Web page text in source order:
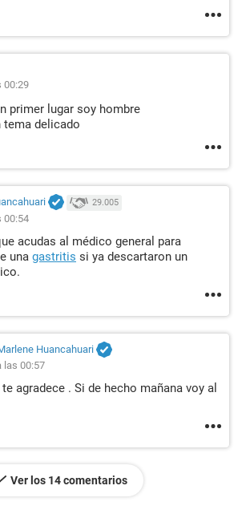
00:29
primer lugar soy hombre
tema delicado
29.005
00:54
acudas al médico general para
una gastritis si ya descartaron un
Huancahuari
las 00:57
agradece . Si de hecho mañana voy al
Ver los 14 comentarios